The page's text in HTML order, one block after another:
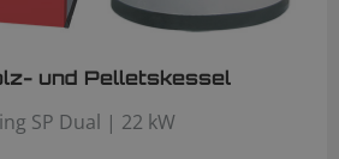
und Pelletskessel
SP Dual | 22 kW